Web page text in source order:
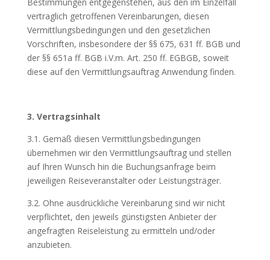
vertraglich getroffenen Vereinbarungen, diesen
Vermittlungsbedingungen und den gesetzlichen
Vorschriften, insbesondere der §§ 675, 631 ff. BGB und
der §§ 651a ff. BGB i.V.m. Art. 250 ff. EGBGB, soweit
diese auf den Vermittlungsauftrag Anwendung finden.
3. Vertragsinhalt
3.1. Gemäß diesen Vermittlungsbedingungen
übernehmen wir den Vermittlungsauftrag und stellen
auf Ihren Wunsch hin die Buchungsanfrage beim
jeweiligen Reiseveranstalter oder Leistungsträger.
3.2. Ohne ausdrückliche Vereinbarung sind wir nicht
verpflichtet, den jeweils günstigsten Anbieter der
angefragten Reiseleistung zu ermitteln und/oder
anzubieten.